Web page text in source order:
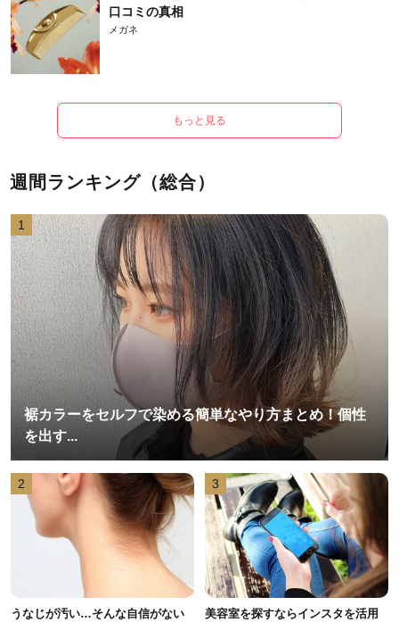
口コミの真相
メガネ
もっと見る
週間ランキング（総合）
1
裾カラーをセルフで染める簡単なやり方まとめ！個性
を出す...
2
うなじが汚い…そんな自信がない
3
美容室を探すならインスタを活用